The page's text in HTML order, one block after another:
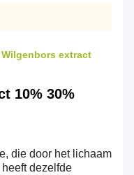
extract
10% 30%
die door het lichaam
dezelfde